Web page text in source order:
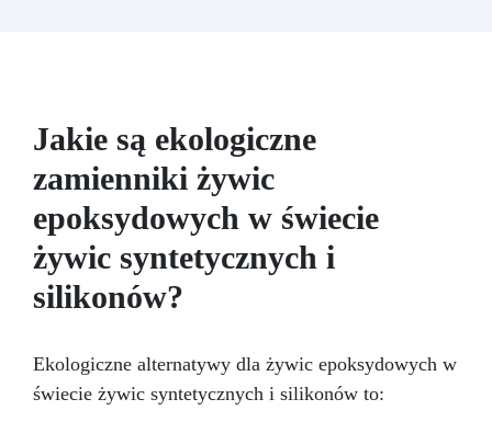
ekologicznym wyborem. Ponadto pędzel z
silikonu jest idealny do nakładania żywic na
powierzchnie artystyczne z dekoracjami oraz
do impregnacji drewna i innych porowatych
podłoży żywicami. Zalety:
Wielokrotnego
użytku: pędzel z silikonu został zaprojektowany
do wielokrotnego użytku, co oszczędza
pieniądze i czyni go ekologicznym wyborem w
porównaniu do zwykłych pędzli, które trzeba
artystycznych: dzięki swojej formie i
materiałowi z silikonu, pędzel jest idealny do
nakładania żywic na powierzchnie artystyczne
Jakie są ekologiczne
zamienniki żywic
epoksydowych w świecie
żywic syntetycznych i
silikonów?
Ekologiczne alternatywy dla żywic epoksydowych w
świecie żywic syntetycznych i silikonów to: